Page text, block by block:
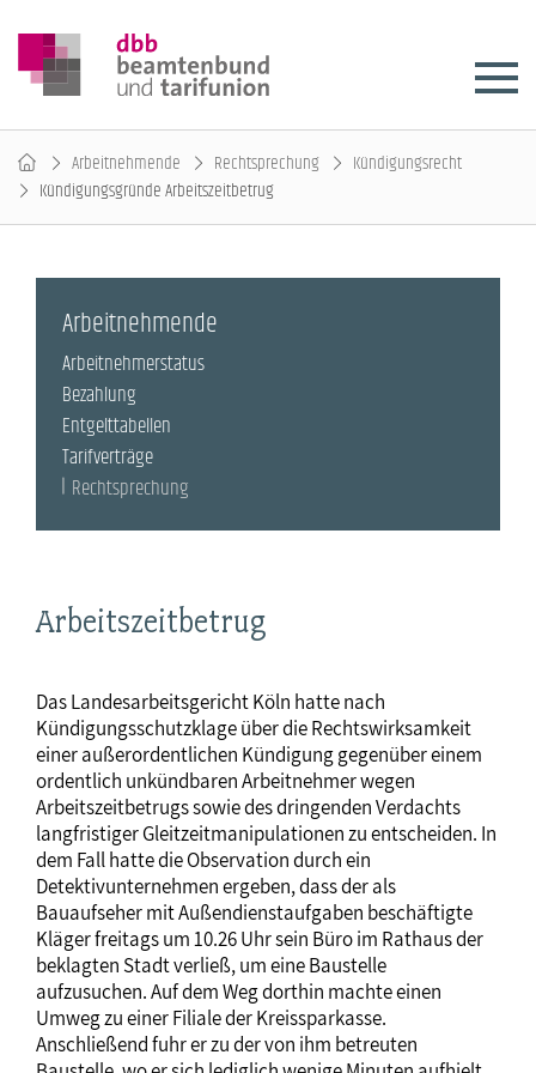
Arbeitnehmende Rechtsprechung
Kündigungsrecht
Kündigungsgründe Arbeitszeitbetrug
Arbeitszeitbetrug
Das Landesarbeitsgericht Köln hatte nach
Kündigungsschutzklage über die Rechtswirksamkeit
einer außerordentlichen Kündigung gegenüber einem
ordentlich unkündbaren Arbeitnehmer wegen
Arbeitszeitbetrugs sowie des dringenden Verdachts
langfristiger Gleitzeitmanipulationen zu entscheiden. In
dem Fall hatte die Observation durch ein
Detektivunternehmen ergeben, dass der als
Bauaufseher mit Außendienstaufgaben beschäftigte
Kläger freitags um 10.26 Uhr sein Büro im Rathaus der
beklagten Stadt verließ, um eine Baustelle
aufzusuchen. Auf dem Weg dorthin machte einen
Umweg zu einer Filiale der Kreissparkasse.
Anschließend fuhr er zu der von ihm betreuten
Arbeitnehmende
Arbeitnehmerstatus
Bezahlung
Entgelttabellen
Tarifverträge
Rechtsprechung